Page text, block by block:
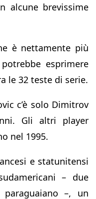
alcune brevissime
è nettamente più
esprimere
le 32 teste di serie.
c’è solo Dimitrov
Gli altri player
nel 1995.
e statunitensi
– due
–, un